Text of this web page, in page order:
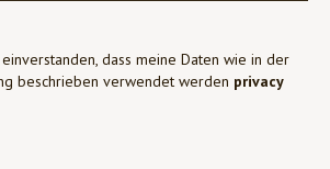
dass meine Daten wie in der
beschrieben verwendet werden privacy